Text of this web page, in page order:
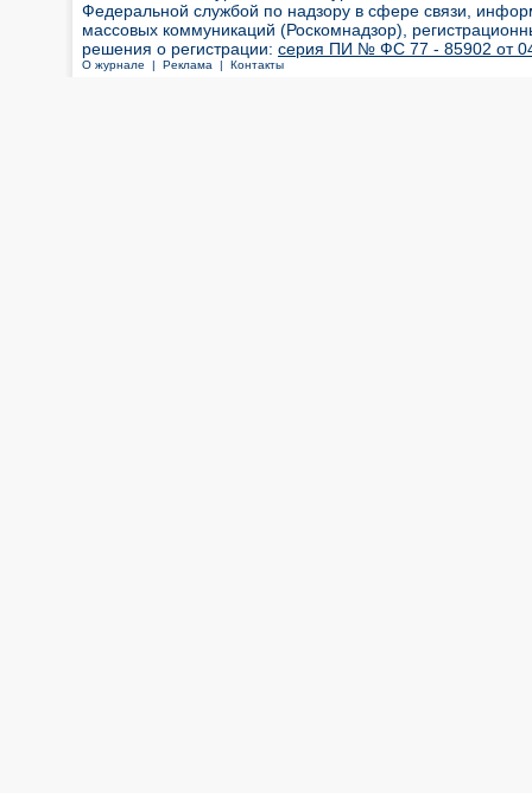
Федеральной службой по надзору в сфере связи,
массовых коммуникаций (Роскомнадзор),
решения о регистрации: серия ПИ № ФС 77 - 85902 от 04
О журнале | Реклама | Контакты